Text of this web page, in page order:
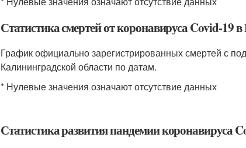
Статистика смертей от коронавируса Covid-19
График официально зарегистрированных смертей с
Калининградской области по датам.
* Нулевые значения означают отсутствие данных
Статистика развития пандемии коронавируса